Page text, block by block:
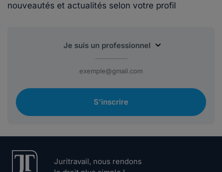
nouveautés et actualités selon votre profil
S'inscrire
Juritravail, nous rendons